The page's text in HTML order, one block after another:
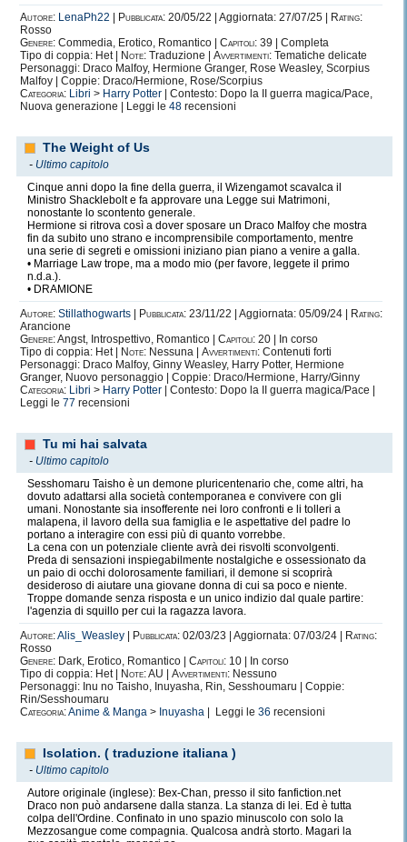
Autore: LenaPh22 Pubblicata: 20/05/22 | Aggiornata: 27/07/25 |
Rating:
Rosso
Genere: Commedia, Erotico, Romantico | Capitoli: 39 | Completa
Tipo di coppia: Het |
Note: Traduzione | Avvertimenti: Tematiche delicate
Personaggi: Draco Malfoy, Hermione Granger, Rose Weasley, Scorpius
Malfoy | Coppie: Draco/Hermione, Rose/Scorpius
Categoria: Libri > Harry Potter | Contesto: Dopo la II guerra magica/Pace,
Nuova generazione | Leggi le 48 recensioni
The Weight of Us
- Ultimo capitolo
Cinque anni dopo la fine della guerra, il Wizengamot scavalca il
Ministro Shacklebolt e fa approvare una Legge sui Matrimoni,
nonostante lo scontento generale.
Hermione si ritrova così a dover sposare un Draco Malfoy che mostra
fin da subito uno strano e incomprensibile comportamento, mentre
una serie di segreti e omissioni iniziano pian piano a venire a galla.
• Marriage Law trope, ma a modo mio (per favore, leggete il primo
n.d.a.).
• DRAMIONE
Autore: Stillathogwarts Pubblicata: 23/11/22 | Aggiornata: 05/09/24 |
Rating:
Arancione
Genere:Angst, Introspettivo, Romantico | Capitoli: 20 | In corso
Tipo di coppia: Het |
Note: Nessuna | Avvertimenti: Contenuti forti
Personaggi: Draco Malfoy, Ginny Weasley, Harry Potter, Hermione
Granger, Nuovo personaggio | Coppie: Draco/Hermione, Harry/Ginny
Categoria: Libri > Harry Potter | Contesto: Dopo la II guerra magica/Pace |
Leggi le 77 recensioni
Tu mi hai salvata
- Ultimo capitolo
Sesshomaru Taisho è un demone pluricentenario che, come altri, ha
dovuto adattarsi alla società contemporanea e convivere con gli
umani. Nonostante sia insofferente nei loro confronti e li tolleri a
malapena, il lavoro della sua famiglia e le aspettative del padre lo
portano a interagire con essi più di quanto vorrebbe.
La cena con un potenziale cliente avrà dei risvolti sconvolgenti.
Preda di sensazioni inspiegabilmente nostalgiche e ossessionato da
un paio di occhi dolorosamente familiari, il demone si scoprirà
desideroso di aiutare una giovane donna di cui sa poco e niente.
Troppe domande senza risposta e un unico indizio dal quale partire:
l'agenzia di squillo per cui la ragazza lavora.
Autore:Alis_Weasley Pubblicata: 02/03/23 | Aggiornata: 07/03/24 |
Rating:
Rosso
Genere: Dark, Erotico, Romantico | Capitoli: 10 | In corso
Tipo di coppia: Het |
Note:AU | Avvertimenti: Nessuno
Personaggi: Inu no Taisho, Inuyasha, Rin, Sesshoumaru | Coppie:
Rin/Sesshoumaru
Categoria:Anime & Manga > Inuyasha | Leggi le 36 recensioni
Isolation. ( traduzione italiana )
- Ultimo capitolo
Autore originale (inglese): Bex-Chan, presso il sito fanfiction.net
Draco non può andarsene dalla stanza. La stanza di lei. Ed è tutta
colpa dell'Ordine. Confinato in uno spazio minuscolo con solo la
Mezzosangue come compagnia. Qualcosa andrà storto. Magari la